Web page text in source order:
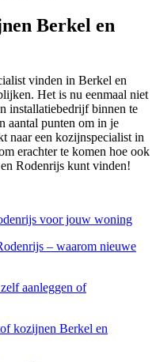
Berkel en
vinden in Berkel en
Het is nu eenmaal niet
installatiebedrijf binnen te
aantal punten om in je
naar een kozijnspecialist in
erachter te komen hoe ook
Rodenrijs kunt vinden!
voor jouw woning
– waarom nieuwe
aanleggen of
kozijnen Berkel en